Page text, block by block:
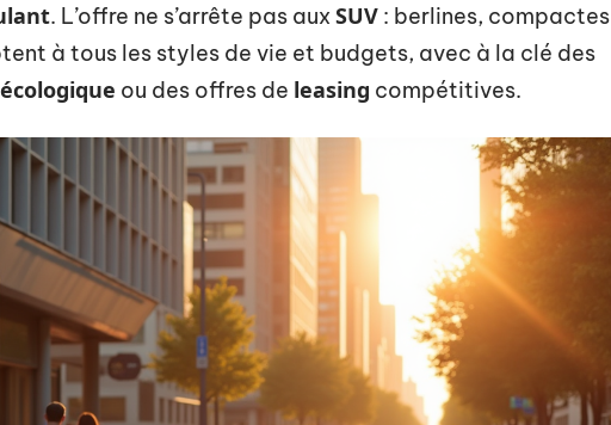
. L’offre ne s’arrête pas aux SUV : berlines, compactes
à tous les styles de vie et budgets, avec à la clé des
ou des offres de leasing compétitives.